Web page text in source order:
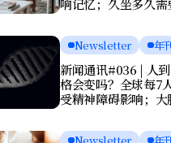
响记忆；久坐多久需
Newsletter 年
新闻通讯#036 | 人
格会变吗？全球每7
受精神障碍影响；大
亡？